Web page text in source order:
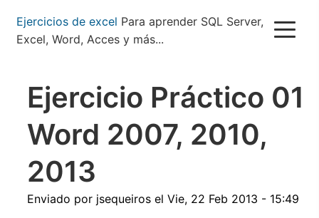
Pasar
contenido
Ejercicios de excel Para aprender SQL Server,
Excel, Word, Acces y más...
Ejercicio Práctico 01
Word 2007, 2010,
2013
Enviado por jsequeiros el Vie, 22 Feb 2013 - 15:49